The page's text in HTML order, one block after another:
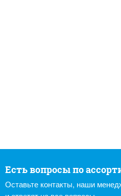
Есть вопросы по
Оставьте контакты, наши